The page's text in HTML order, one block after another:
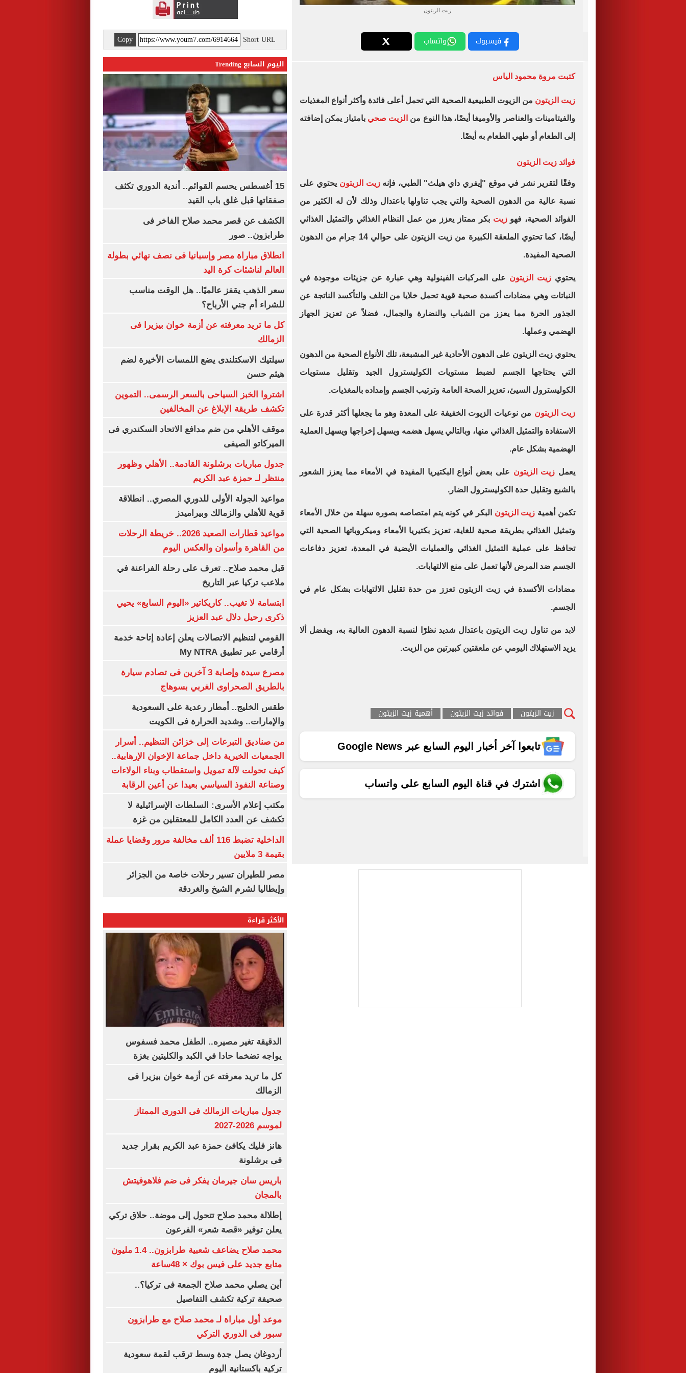
زيت الزيتون
فيسبوك واتساب
كتبت مروة محمود الياس
زيت الزيتون من الزيوت الطبيعية الصحية التي تحمل أعلى فائدة وأكثر أنواع المغذيات
والفيتامينات والعناصر والأوميغا أيضًا، هذا النوع من الزيت صحي بامتياز يمكن إضافته
إلى الطعام أو طهي الطعام به أيضًا.
فوائد زيت الزيتون
وفقًا لتقرير نشر في موقع "إيفري داي هيلث" الطبي، فإنه زيت الزيتون يحتوي على
نسبة عالية من الدهون الصحية والتي يجب تناولها باعتدال وذلك لأن له الكثير من
الفوائد الصحية، فهو زيت بكر ممتاز يعزز من عمل النظام الغذائي والتمثيل الغذائي
أيضًا، كما تحتوي الملعقة الكبيرة من زيت الزيتون على حوالي 14 جرام من الدهون
الصحية المفيدة.
يحتوي زيت الزيتون على المركبات الفينولية وهي عبارة عن جزيئات موجودة في
النباتات وهي مضادات أكسدة صحية قوية تحمل خلايا من التلف والتأكسد الناتجة عن
الجذور الحرة مما يعزز من الشباب والنضارة والجمال، فضلاً عن تعزيز الجهاز
الهضمي وعملها.
يحتوي زيت الزيتون على الدهون الأحادية غير المشبعة، تلك الأنواع الصحية من الدهون
التي يحتاجها الجسم لضبط مستويات الكوليسترول الجيد وتقليل مستويات
الكوليسترول السيئ، تعزيز الصحة العامة وترتيب الجسم وإمداده بالمغذيات.
زيت الزيتون من نوعيات الزيوت الخفيفة على المعدة وهو ما يجعلها أكثر قدرة على
الاستفادة والتمثيل الغذائي منها، وبالتالي يسهل هضمه ويسهل إخراجها ويسهل العملية
الهضمية بشكل عام.
يعمل زيت الزيتون على بعض أنواع البكتيريا المفيدة في الأمعاء مما يعزز الشعور
بالشبع وتقليل حدة الكوليسترول الضار.
تكمن أهمية زيت الزيتون البكر في كونه يتم امتصاصه بصوره سهلة من خلال الأمعاء
وتمثيل الغذائي بطريقة صحية للغاية، تعزيز بكتيريا الأمعاء وميكروباتها الصحية التي
تحافظ على عملية التمثيل الغذائي والعمليات الأيضية في المعدة، تعزيز دفاعات
الجسم ضد المرض لأنها تعمل على منع الالتهابات.
مضادات الأكسدة في زيت الزيتون تعزز من حدة تقليل الالتهابات بشكل عام في
الجسم.
لابد من تناول زيت الزيتون باعتدال شديد نظرًا لنسبة الدهون العالية به، ويفضل ألا
يزيد الاستهلاك اليومي عن ملعقتين كبيرتين من الزيت.
زيت الزيتون فوائد زيت الزيتون أهمية زيت الزيتون
تابعوا آخر أخبار اليوم السابع عبر Google News
اشترك في قناة اليوم السابع على واتساب
Short URL
Copy
اليوم السابع Trending
15 أغسطس يحسم القوائم.. أندية الدوري تكثف
صفقاتها قبل غلق باب القيد
الكشف عن قصر محمد صلاح الفاخر فى
طرابزون.. صور
انطلاق مباراة مصر وإسبانيا فى نصف نهائي بطولة
العالم لناشئات كرة اليد
سعر الذهب يقفز عالميًا.. هل الوقت مناسب
للشراء أم جني الأرباح؟
كل ما تريد معرفته عن أزمة خوان بيزيرا فى
الزمالك
سيلتيك الاسكتلندى يضع اللمسات الأخيرة لضم
هيثم حسن
اشتروا الخبز السياحى بالسعر الرسمى.. التموين
تكشف طريقة الإبلاغ عن المخالفين
موقف الأهلي من ضم مدافع الاتحاد السكندري فى
الميركاتو الصيفى
جدول مباريات برشلونة القادمة.. الأهلي وظهور
منتظر لـ حمزة عبد الكريم
مواعيد الجولة الأولى للدوري المصري.. انطلاقة
قوية للأهلي والزمالك وبيراميدز
مواعيد قطارات الصعيد 2026.. خريطة الرحلات
من القاهرة وأسوان والعكس اليوم
قبل محمد صلاح.. تعرف على رحلة الفراعنة في
ملاعب تركيا عبر التاريخ
ابتسامة لا تغيب.. كاريكاتير «اليوم السابع» يحيي
ذكرى رحيل دلال عبد العزيز
القومي لتنظيم الاتصالات يعلن إعادة إتاحة خدمة
أرقامي عبر تطبيق My NTRA
مصرع سيدة وإصابة 3 آخرين فى تصادم سيارة
بالطريق الصحراوى الغربي بسوهاج
طقس الخليج.. أمطار رعدية على السعودية
والإمارات.. وشديد الحرارة فى الكويت
من صناديق التبرعات إلى خزائن التنظيم.. أسرار
الجمعيات الخيرية داخل جماعة الإخوان الإرهابية..
كيف تحولت لآلة تمويل واستقطاب وبناء الولاءات
وصناعة النفوذ السياسي بعيدا عن أعين الرقابة
مكتب إعلام الأسرى: السلطات الإسرائيلية لا
تكشف عن العدد الكامل للمعتقلين من غزة
الداخلية تضبط 116 ألف مخالفة مرور وقضايا عملة
بقيمة 3 ملايين
مصر للطيران تسير رحلات خاصة من الجزائر
وإيطاليا لشرم الشيخ والغردقة
الأكثر قراءة
الدقيقة تغير مصيره.. الطفل محمد فسفوس
يواجه تضخما حادا في الكبد والكليتين بغزة
كل ما تريد معرفته عن أزمة خوان بيزيرا فى
الزمالك
جدول مباريات الزمالك فى الدورى الممتاز
لموسم 2026-2027
هانز فليك يكافئ حمزة عبد الكريم بقرار جديد
فى برشلونة
باريس سان جيرمان يفكر فى ضم فلاهوفيتش
بالمجان
إطلالة محمد صلاح تتحول إلى موضة.. حلاق تركي
يعلن توفير «قصة شعر» الفرعون
محمد صلاح يضاعف شعبية طرابزون.. 1.4 مليون
متابع جديد على فيس بوك × 48ساعة
أين يصلي محمد صلاح الجمعة فى تركيا؟..
صحيفة تركية تكشف التفاصيل
موعد أول مباراة لـ محمد صلاح مع طرابزون
سبور فى الدوري التركي
أردوغان يصل جدة وسط ترقب لقمة سعودية
تركية باكستانية اليوم